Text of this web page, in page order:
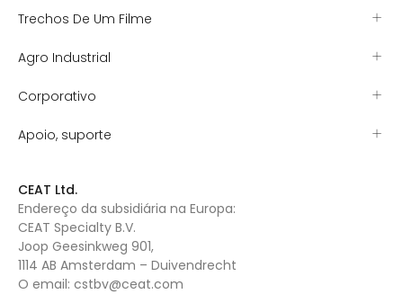
Trechos De Um Filme
Agro Industrial
Corporativo
Apoio, suporte
CEAT Ltd.
Endereço da subsidiária na Europa:
CEAT Specialty B.V.
Joop Geesinkweg 901,
1114 AB Amsterdam – Duivendrecht
O email: cstbv@ceat.com